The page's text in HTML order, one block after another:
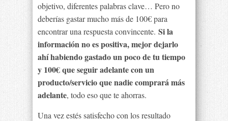
objetivo, diferentes palabras clave… Pero no
deberías gastar mucho más de 100€ para
encontrar una respuesta convincente. Si la
información no es positiva, mejor dejarlo
ahí habiendo gastado un poco de tu tiempo
y 100€ que seguir adelante con un
producto/servicio que nadie comprará más
adelante, todo eso que te ahorras.
Una vez estés satisfecho con los resultado